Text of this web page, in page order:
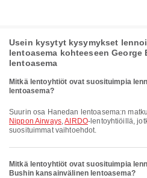
Usein kysytyt kysymykset
lentoasema kohteeseen
lentoasema
Mitkä lentoyhtiöt ovat suosituimpia
lentoasema?
Suurin osa Hanedan lentoasema:n
Nippon Airways,AIRDO-lentoyhtiöillä,
suosituimmat vaihtoehdot.
Mitkä lentoyhtiöt ovat suosituimpia
Bushin kansainvälinen lentoasema?